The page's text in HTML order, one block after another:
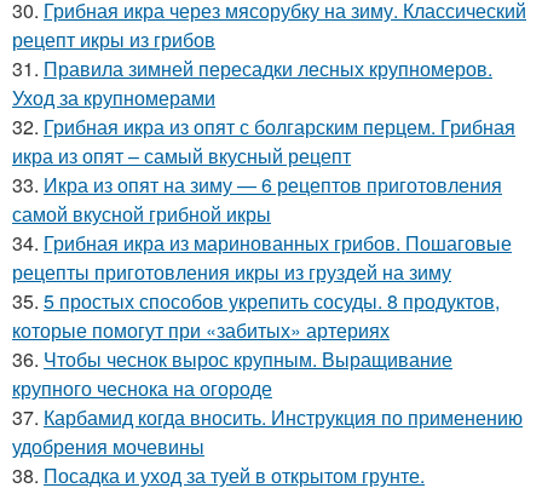
30. Грибная икра через мясорубку на зиму. Классический
рецепт икры из грибов
31. Правила зимней пересадки лесных крупномеров.
Уход за крупномерами
32. Грибная икра из опят с болгарским перцем. Грибная
икра из опят – самый вкусный рецепт
33. Икра из опят на зиму — 6 рецептов приготовления
самой вкусной грибной икры
34. Грибная икра из маринованных грибов. Пошаговые
рецепты приготовления икры из груздей на зиму
35. 5 простых способов укрепить сосуды. 8 продуктов,
которые помогут при «забитых» артериях
36. Чтобы чеснок вырос крупным. Выращивание
крупного чеснока на огороде
37. Карбамид когда вносить. Инструкция по применению
удобрения мочевины
38. Посадка и уход за туей в открытом грунте.